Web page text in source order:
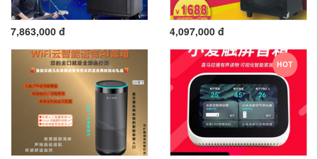
7,863,000 đ 4,097,000 đ
HOT